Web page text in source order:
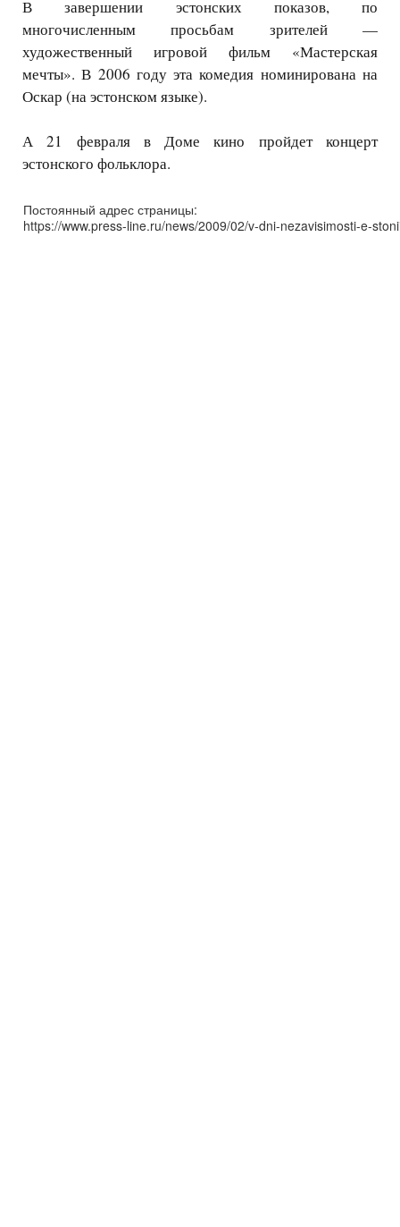
В завершении эстонских показов, по
многочисленным просьбам зрителей —
художественный игровой фильм «Мастерская
мечты». В 2006 году эта комедия номинирована на
Оскар (на эстонском языке).
А 21 февраля в Доме кино пройдет концерт
эстонского фольклора.
Постоянный адрес страницы:
https://www.press-line.ru/news/2009/02/v-dni-nezavisimosti-e-